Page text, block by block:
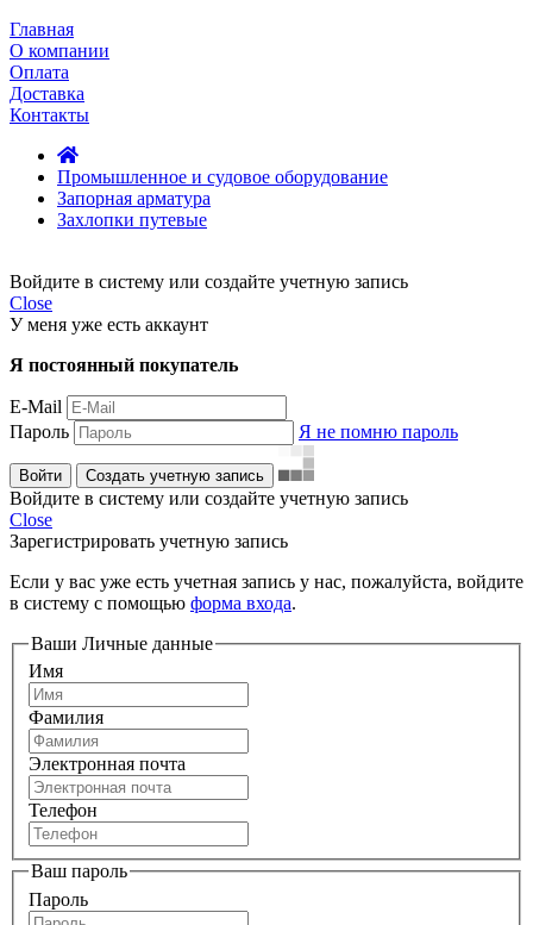
Главная
О компании
Оплата
Доставка
Контакты
Промышленное и судовое оборудование
Запорная арматура
Захлопки путевые
Войдите в систему или создайте учетную запись
Close
У меня уже есть аккаунт
Я постоянный покупатель
E-Mail
Пароль
Я не помню пароль
Войти Создать учетную запись
Войдите в систему или создайте учетную запись
Close
Зарегистрировать учетную запись
Если у вас уже есть учетная запись у нас, пожалуйста, войдите
в систему с помощью форма входа.
Ваши Личные данные
Имя
Фамилия
Электронная почта
Телефон
Ваш пароль
Пароль